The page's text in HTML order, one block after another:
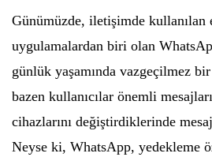
Günümüzde, iletişimde kullanılan
uygulamalardan biri olan
günlük yaşamında vazgeçilmez
bazen kullanıcılar önemli
cihazlarını değiştirdiklerinde
Neyse ki, WhatsApp, yedekleme